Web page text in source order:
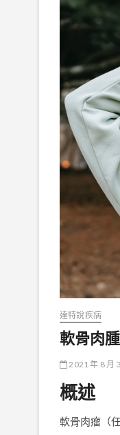
達特說疾病
軟骨肉腫
2021 年 8 月
概述
軟骨肉瘤（